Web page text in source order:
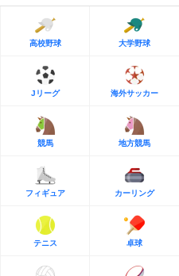
高校野球 大学野球
Jリーグ 海外サッカー
競馬 地方競馬
フィギュア カーリング
テニス 卓球